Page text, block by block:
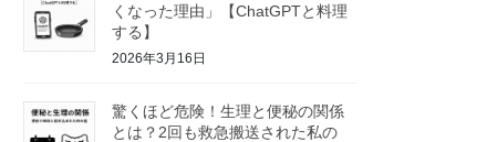
くなった理由」【ChatGPTと料理
する】
2026年3月16日
驚くほど危険！生理と便秘の関係
とは？2回も救急搬送された私の